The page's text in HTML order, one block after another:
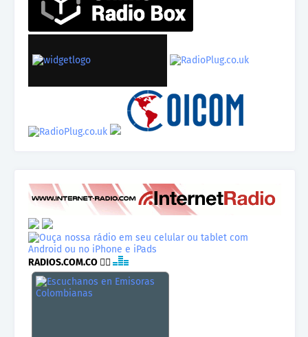
RADIOS.COM.CO 👉🏾